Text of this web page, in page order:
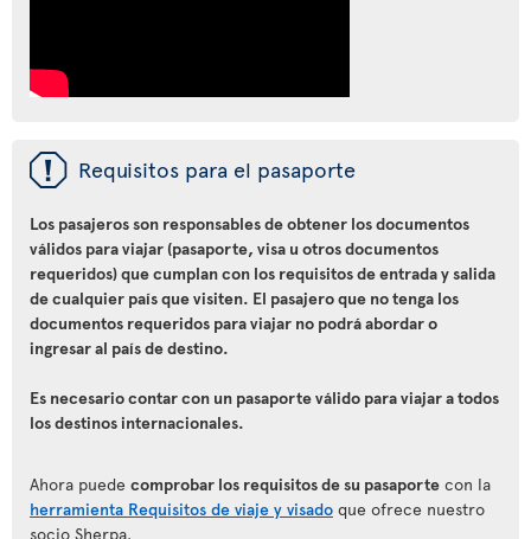
ü Requisitos para el pasaporte
Los pasajeros son responsables de obtener los documentos
válidos para viajar (pasaporte, visa u otros documentos
requeridos) que cumplan con los requisitos de entrada y salida
de cualquier país que visiten. El pasajero que no tenga los
documentos requeridos para viajar no podrá abordar o
ingresar al país de destino.
Es necesario contar con un pasaporte válido para viajar a todos
los destinos internacionales.
Ahora puede comprobar los requisitos de su pasaporte con la
herramienta Requisitos de viaje y visado que ofrece nuestro
socio Sherpa.